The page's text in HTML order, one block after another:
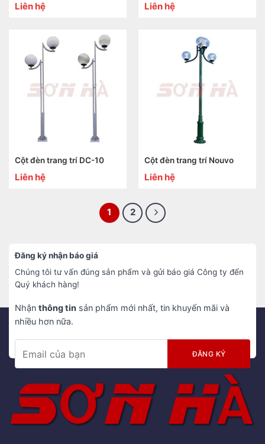
Liên hệ Liên hệ
Cột đèn trang trí DC-10
Liên hệ
Cột đèn trang trí Nouvo
Liên hệ
1 2
Đăng ký nhận báo giá
Chúng tôi tư vấn đúng sản phẩm và gửi báo giá Công ty đến
Quý khách hàng!
Nhận thông tin sản phẩm mới nhất, tin khuyến mãi và
nhiều hơn nữa.